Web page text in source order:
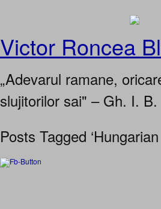
Victor Roncea
„Adevarul ramane,
slujitorilor sai" – Gh. I. B.
Posts Tagged